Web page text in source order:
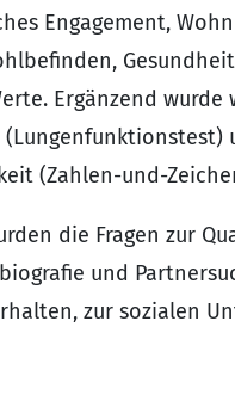
Engagement,
Ergänzend
(Zahlen-und-
die Fragen zur
und
zur sozialen